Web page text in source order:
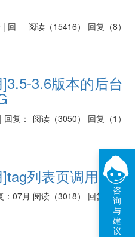
阅读（15416） 回复（8）
| 回
3.5-3.6版本的后台
阅读（3050） 回复（1）
复：
tag列表页调用
阅读（3018） 回复（1）
：07月
咨
询
与
建
议